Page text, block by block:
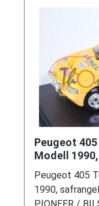
Peugeot
Modell
RACING
Peugeot 405
1990,